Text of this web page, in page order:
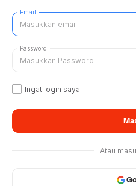
Email
Password
Ingat login saya
Atau